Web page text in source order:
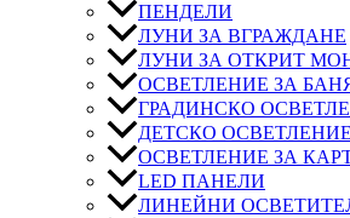
ПЕНДЕЛИ
ЛУНИ ЗА ВГРАЖДАНЕ
ЛУНИ ЗА ОТКРИТ
ОСВЕТЛЕНИЕ ЗА
ГРАДИНСКО
ДЕТСКО ОСВЕТЛЕНИЕ
ОСВЕТЛЕНИЕ ЗА
LED ПАНЕЛИ
ЛИНЕЙНИ